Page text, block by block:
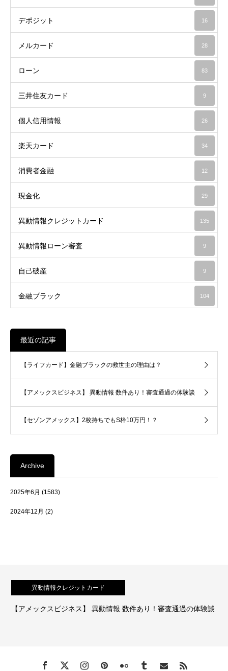
デポジット 16
メルカード 28
ローン 83
三井住友カード 9
個人信用情報 26
楽天カード 34
消費者金融 12
現金化 29
異動情報クレジットカード 135
異動情報ローン審査 9
自己破産 9
金融ブラック 104
最近の記事
【ライフカード】金融ブラックの救世主の理由は？
【アメックスビジネス】 異動情報 数件あり！審査通過の体験談
【セゾンアメックス】2枚持ちでもS枠10万円！？
Archive
2025年6月 (1583)
2024年12月 (2)
異動情報クレジットカード
【アメックスビジネス】 異動情報 数件あり！審査通過の体験談